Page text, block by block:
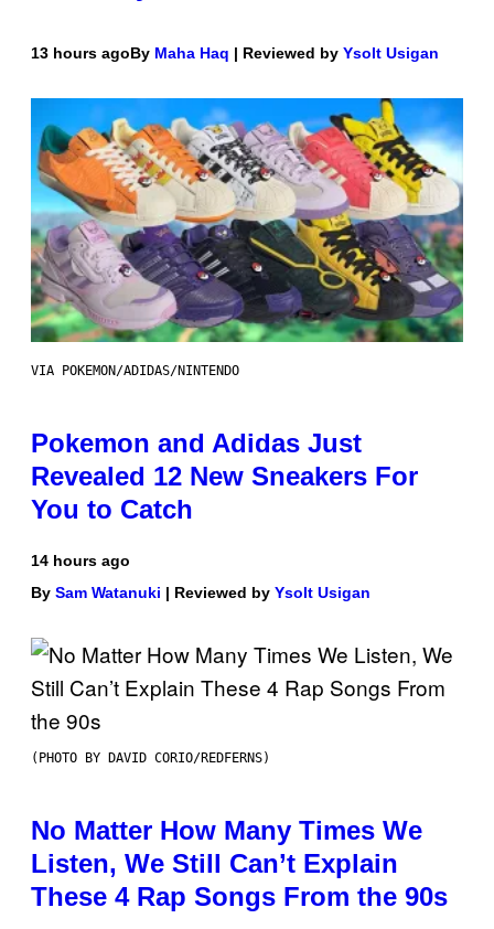
13 hours agoBy Maha Haq | Reviewed by Ysolt Usigan
VIA POKEMON/ADIDAS/NINTENDO
Pokemon and Adidas Just
Revealed 12 New Sneakers For
You to Catch
14 hours ago
By Sam Watanuki | Reviewed by Ysolt Usigan
(PHOTO BY DAVID CORIO/REDFERNS)
No Matter How Many Times We
Listen, We Still Can’t Explain
These 4 Rap Songs From the 90s